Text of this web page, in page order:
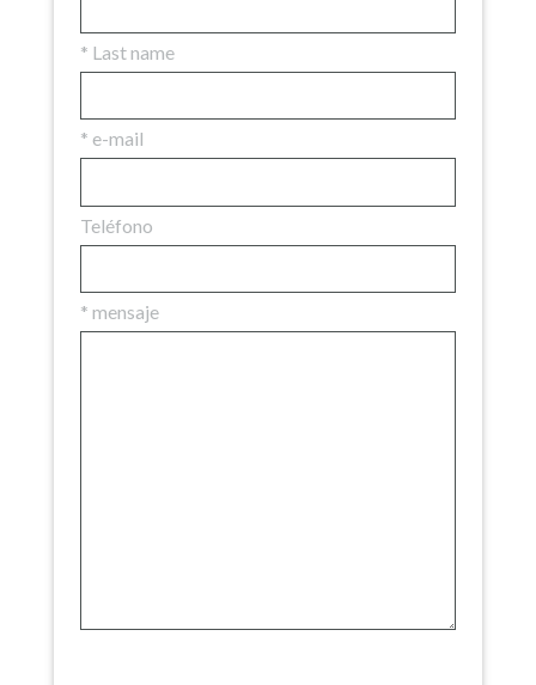
* Last name
* e-mail
Teléfono
* mensaje